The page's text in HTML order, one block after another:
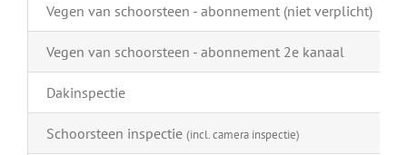
Vegen van schoorsteen - abonnement (niet verplicht)
Vegen van schoorsteen - abonnement 2e kanaal
Dakinspectie
Schoorsteen inspectie (incl. camera inspectie)